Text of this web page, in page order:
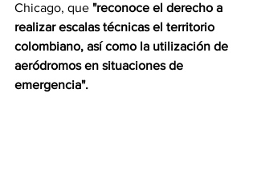
Chicago, que "reconoce el derecho a
realizar escalas técnicas el territorio
colombiano, así como la utilización de
aeródromos en situaciones de
emergencia".